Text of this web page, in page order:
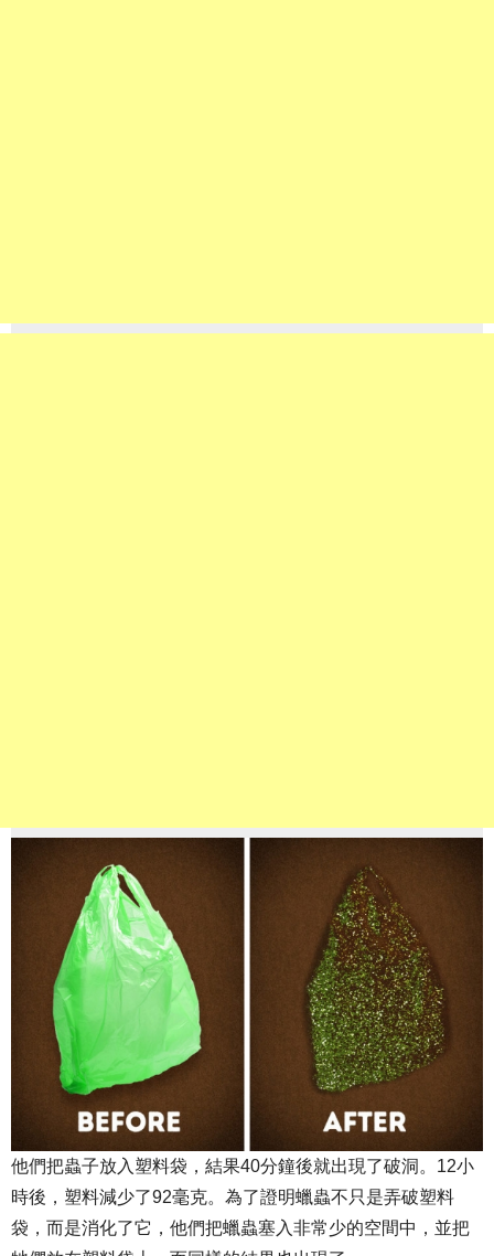
他們把蟲子放入塑料袋，結果40分鐘後就出現了破洞。12小
時後，塑料減少了92毫克。為了證明蠟蟲不只是弄破塑料
袋，而是消化了它，他們把蠟蟲塞入非常少的空間中，並把